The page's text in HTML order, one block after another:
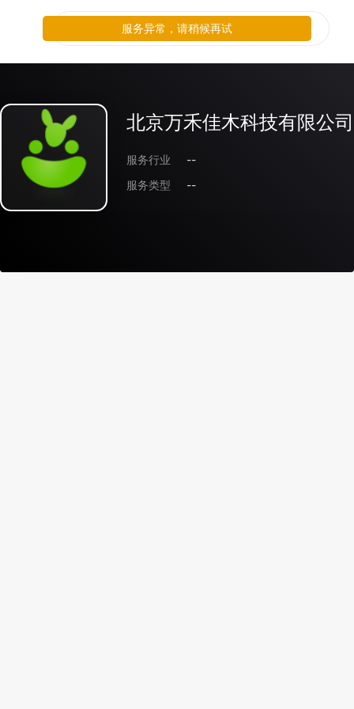
北京万禾佳木科技有限公司
服务行业
--
服务类型
--
服务异常，请稍候再试